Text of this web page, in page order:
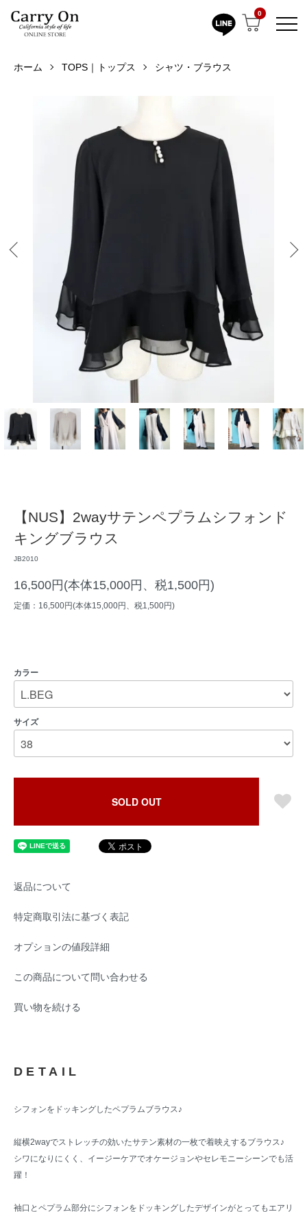
0
ホーム TOPS｜トップス シャツ・ブラウス
【NUS】2wayサテンペプラムシフォンド
キングブラウス
JB2010
16,500円(本体15,000円、税1,500円)
定価：16,500円(本体15,000円、税1,500円)
カラー
サイズ
SOLD OUT
返品について
特定商取引法に基づく表記
オプションの値段詳細
この商品について問い合わせる
買い物を続ける
DETAIL
シフォンをドッキングしたペプラムブラウス♪
縦横2wayでストレッチの効いたサテン素材の一枚で着映えするブラウス♪
シワになりにくく、イージーケアでオケージョンやセレモニーシーンでも活
躍！
袖口とペプラム部分にシフォンをドッキングしたデザインがとってもエアリ